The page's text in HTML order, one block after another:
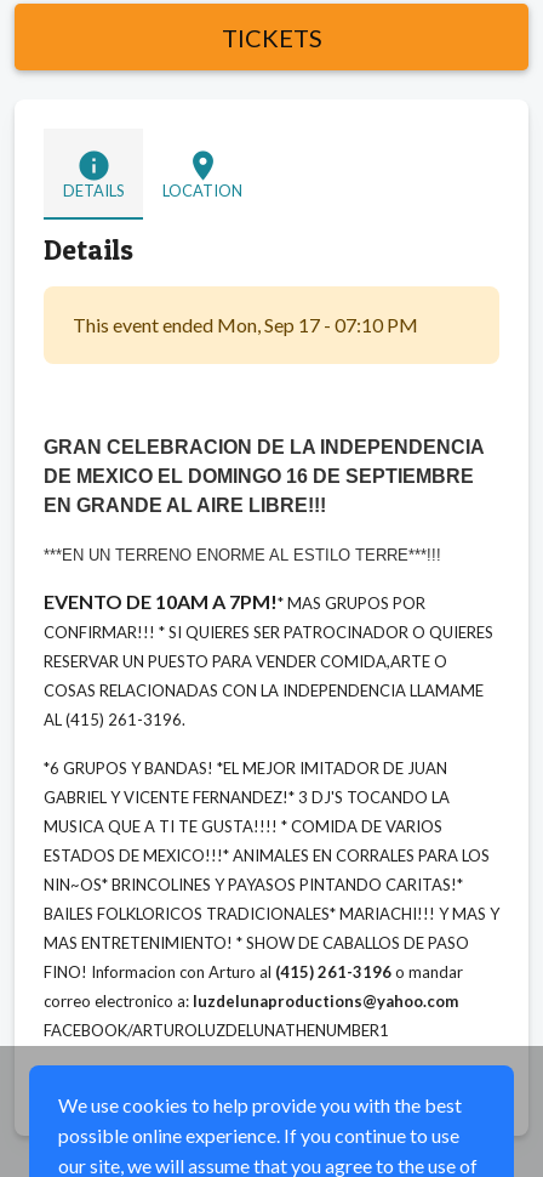
TICKETS
info
DETAILS
location_on
LOCATION
Details
This event ended Mon, Sep 17 - 07:10 PM
‎GRAN CELEBRACION DE LA INDEPENDENCIA
DE MEXICO EL DOMINGO 16 DE SEPTIEMBRE
EN GRANDE AL AIRE LIBRE!!!
***EN UN TERRENO ENORME AL ESTILO TERRE***!!!
EVENTO DE 10AM A 7PM!* MAS GRUPOS POR
CONFIRMAR!!! * SI QUIERES SER PATROCINADOR O QUIERES
RESERVAR UN PUESTO PARA VENDER COMIDA,ARTE O
COSAS RELACIONADAS CON LA INDEPENDENCIA LLAMAME
AL (415) 261-3196.
*6 GRUPOS Y BANDAS! *EL MEJOR IMITADOR DE JUAN
GABRIEL Y VICENTE FERNANDEZ!* 3 DJ'S TOCANDO LA
MUSICA QUE A TI TE GUSTA!!!! * COMIDA DE VARIOS
ESTADOS DE MEXICO!!!* ANIMALES EN CORRALES PARA LOS
NIN~OS* BRINCOLINES Y PAYASOS PINTANDO CARITAS!*
BAILES FOLKLORICOS TRADICIONALES* MARIACHI!!! Y MAS Y
MAS ENTRETENIMIENTO! * SHOW DE CABALLOS DE PASO
FINO! Informacion con Arturo al (415) 261-3196o mandar
correo electronico a: luzdelunaproductions@yahoo.com
FACEBOOK/ARTUROLUZDELUNATHENUMBER1
We use cookies to help provide you with the best
possible online experience. If you continue to use
our site, we will assume that you agree to the use of